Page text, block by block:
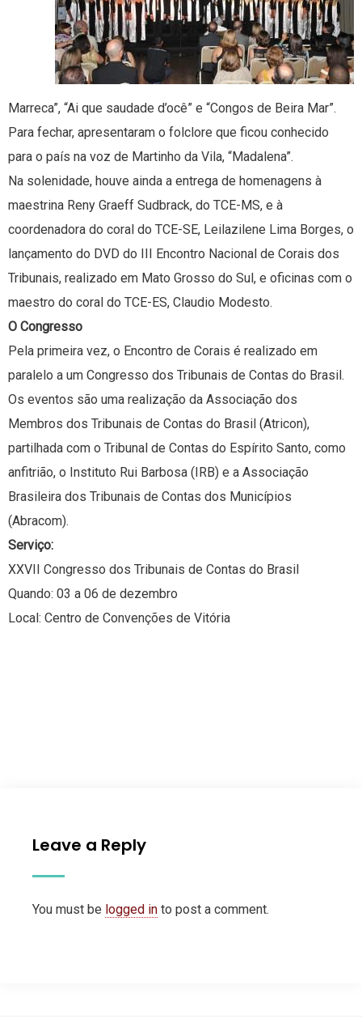
Marreca”, “Ai que saudade d’ocê” e “Congos de Beira Mar”.
Para fechar, apresentaram o folclore que ficou conhecido
para o país na voz de Martinho da Vila, “Madalena”.
Na solenidade, houve ainda a entrega de homenagens à
maestrina Reny Graeff Sudbrack, do TCE-MS, e à
coordenadora do coral do TCE-SE, Leilazilene Lima Borges, o
lançamento do DVD do III Encontro Nacional de Corais dos
Tribunais, realizado em Mato Grosso do Sul, e oficinas com o
maestro do coral do TCE-ES, Claudio Modesto.
O Congresso
Pela primeira vez, o Encontro de Corais é realizado em
paralelo a um Congresso dos Tribunais de Contas do Brasil.
Os eventos são uma realização da Associação dos
Membros dos Tribunais de Contas do Brasil (Atricon),
partilhada com o Tribunal de Contas do Espírito Santo, como
anfitrião, o Instituto Rui Barbosa (IRB) e a Associação
Brasileira dos Tribunais de Contas dos Municípios
(Abracom).
Serviço:
XXVII Congresso dos Tribunais de Contas do Brasil
Quando: 03 a 06 de dezembro
Local: Centro de Convenções de Vitória
Leave a Reply
You must be logged in to post a comment.